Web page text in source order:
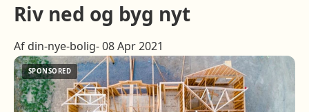
Riv ned og byg nyt
Af din-nye-bolig- 08 Apr 2021